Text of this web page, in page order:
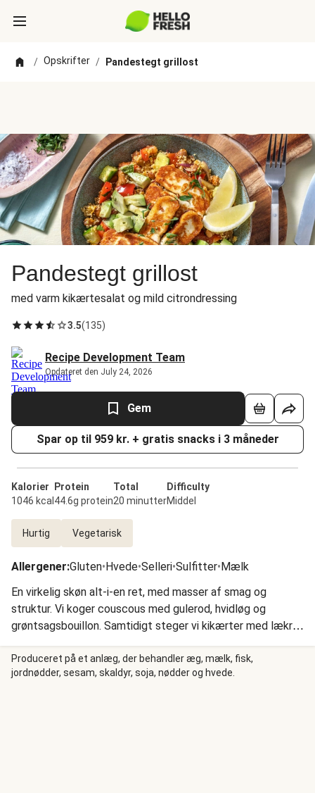
/ Opskrifter / Pandestegt grillost
Pandestegt grillost
med varm kikærtesalat og mild citrondressing
3.5(135)
Recipe Development Team
Opdateret den July 24, 2026
Gem
Spar op til 959 kr. + gratis snacks i 3 måneder
Kalorier
1046 kcal
Protein
44.6g protein
Total
20 minutter
Difficulty
Middel
Hurtig Vegetarisk
Allergener:Gluten•Hvede•Selleri•Sulfitter•Mælk
En virkelig skøn alt-i-en ret, med masser af smag og
struktur. Vi koger couscous med gulerod, hvidløg og
grøntsagsbouillon. Samtidigt steger vi kikærter med lækre
krydderier. Vi blander couscous og kikærter med
peberfrugt, agurk, rødløg og persille til en gudesmuk salat.
Vi topper med avocado, stegt halloumi og en frisk
Produceret på et anlæg, der behandler æg, mælk, fisk,
jordnødder, sesam, skaldyr, soja, nødder og hvede.